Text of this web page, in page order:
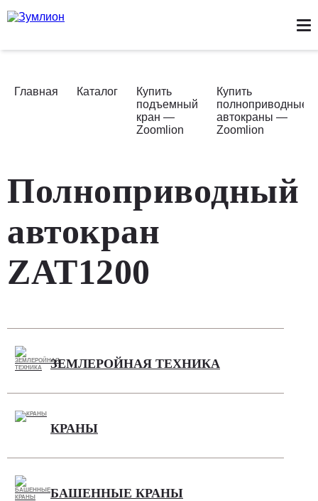
Главная Каталог
Купить
подъемный
кран —
Zoomlion
Купить
полноприводные
автокраны —
Zoomlion
Полноприводный
автокран
ZAT1200
ЗЕМЛЕРОЙНАЯ ТЕХНИКА
КРАНЫ
БАШЕННЫЕ КРАНЫ